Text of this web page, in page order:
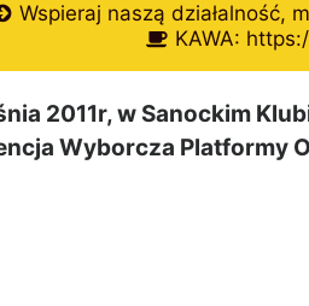
Wspieraj naszą działalność,
KAWA:
2011r, w Sanockim
Wyborcza Platformy